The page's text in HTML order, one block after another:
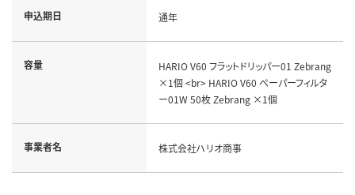
申込期日 通年
容量
HARIO V60 フラットドリッパー01 Zebrang
×1個 <br> HARIO V60 ペーパーフィルタ
ー01W 50枚 Zebrang ×1個
事業者名 株式会社ハリオ商事